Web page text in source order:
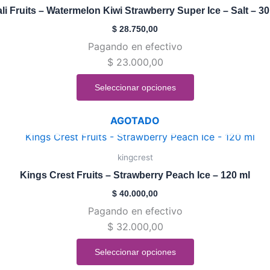
de
producto
Fruits – Watermelon Kiwi Strawberry Super Ice – Salt –
$ 28.750,00
Pagando en efectivo
$ 23.000,00
Seleccionar opciones
múltiples
variantes.
Las
opciones
la
página
de
producto
AGOTADO
kingcrest
Kings Crest Fruits – Strawberry Peach Ice – 120 ml
$ 40.000,00
Pagando en efectivo
$ 32.000,00
Seleccionar opciones
Este
producto
múltiples
variantes.
Las
opciones